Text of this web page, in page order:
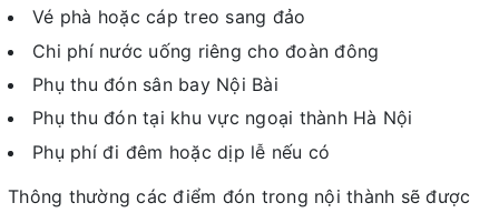
Vé phà hoặc cáp treo sang đảo
Chi phí nước uống riêng cho đoàn đông
Phụ thu đón sân bay Nội Bài
Phụ thu đón tại khu vực ngoại thành Hà Nội
Phụ phí đi đêm hoặc dịp lễ nếu có
Thông thường các điểm đón trong nội thành sẽ được